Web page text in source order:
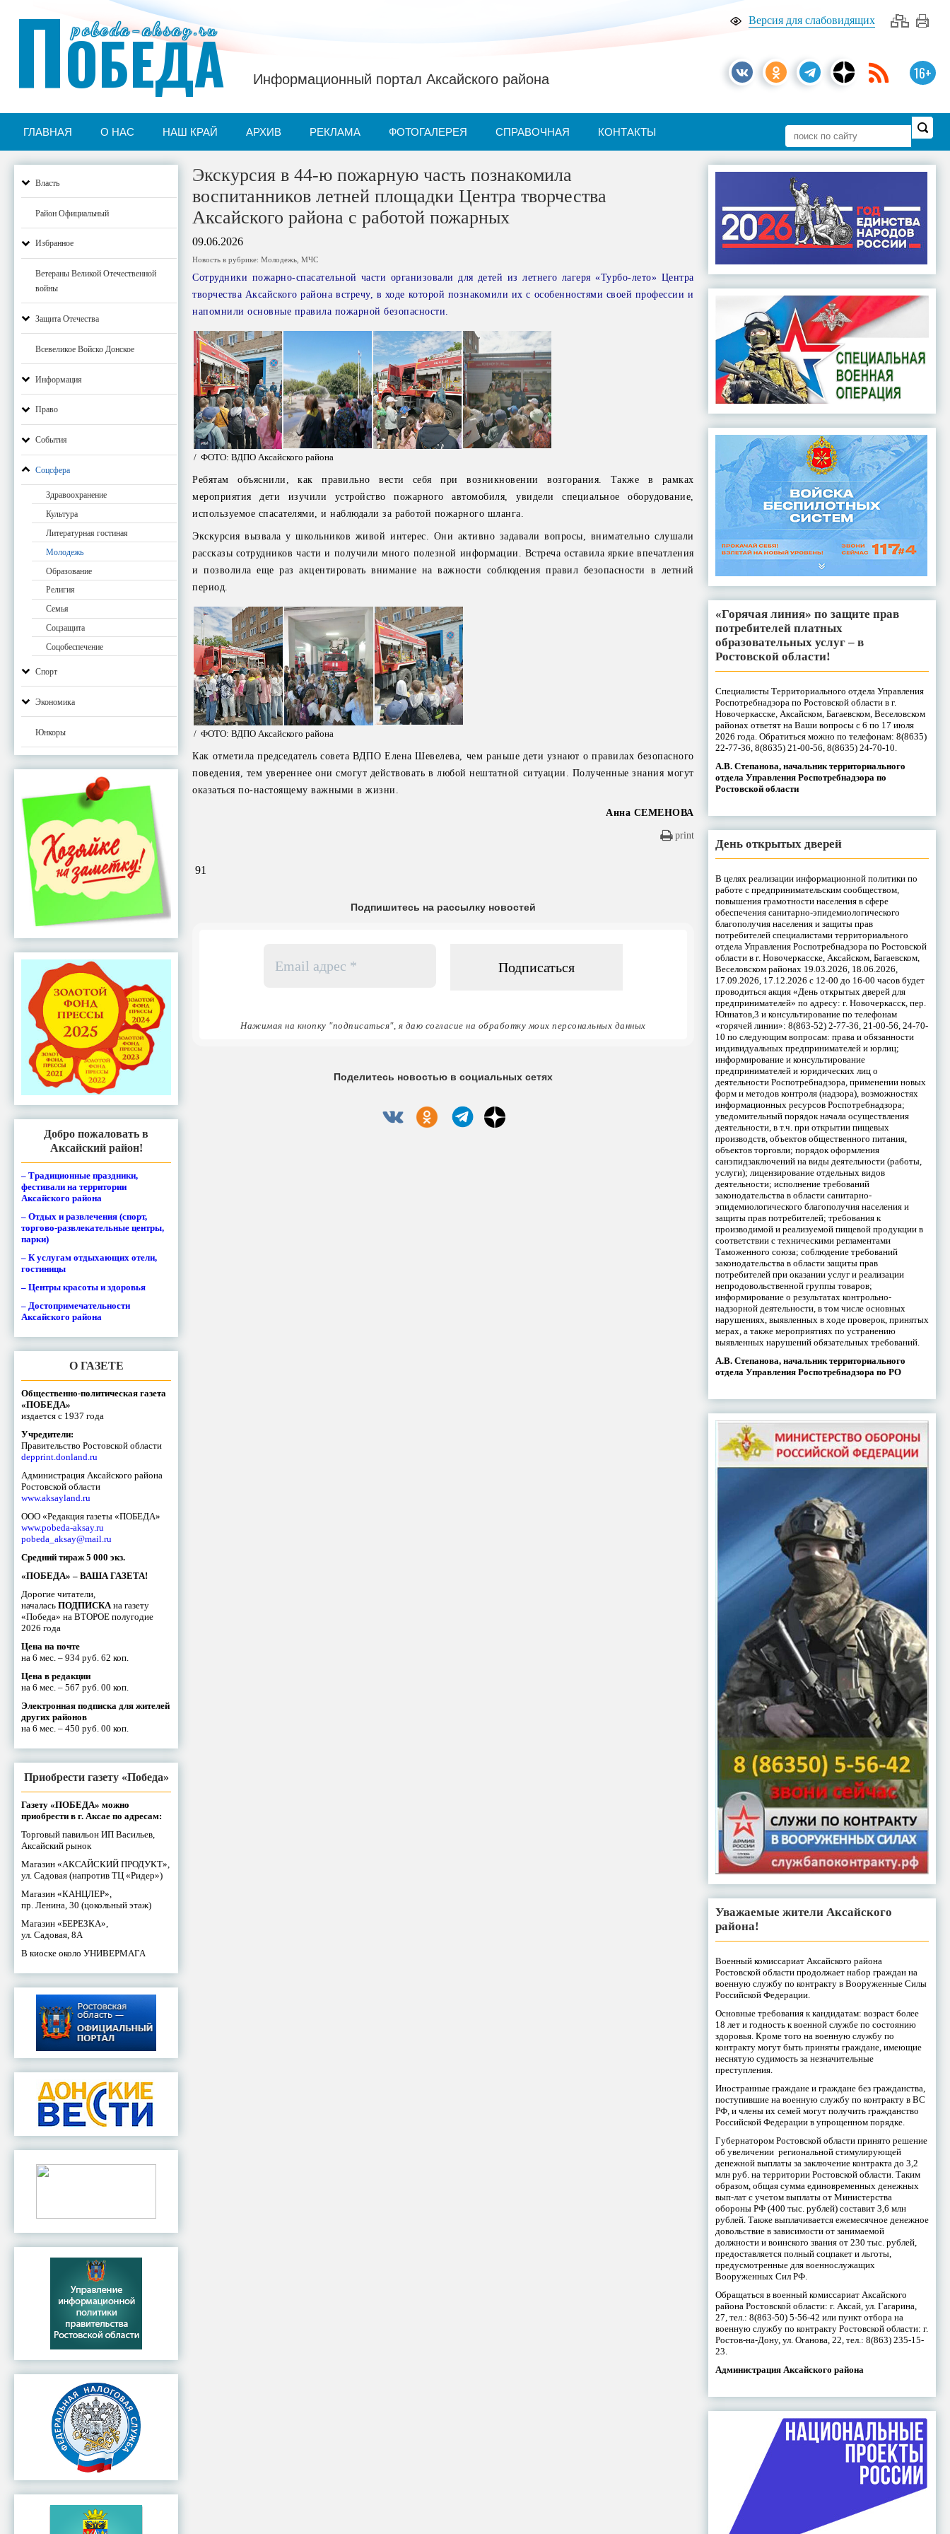
Версия для слабовидящих
16+
pobeda-aksay.ru
ПОБЕДА Информационный портал Аксайского района
ГЛАВНАЯ О НАС НАШ КРАЙ АРХИВ РЕКЛАМА ФОТОГАЛЕРЕЯ СПРАВОЧНАЯ КОНТАКТЫ
Власть
Район Официальный
Избранное
Ветераны Великой Отечественной
войны
Защита Отечества
Всевеликое Войско Донское
Информация
Право
События
Соцсфера
Здравоохранение
Культура
Литературная гостиная
Молодежь
Образование
Религия
Семья
Соцзащита
Соцобеспечение
Спорт
Экономика
Юнкоры
Добро пожаловать в
Аксайский район!
– Традиционные праздники,
фестивали на территории
Аксайского района
– Отдых и развлечения (спорт,
торгово-развлекательные центры,
парки)
– К услугам отдыхающих отели,
гостиницы
– Центры красоты и здоровья
– Достопримечательности
Аксайского района
О ГАЗЕТЕ
Общественно-политическая газета
«ПОБЕДА»
издается с 1937 года
Учредители:
Правительство Ростовской области
depprint.donland.ru
Администрация Аксайского района
Ростовской области
www.aksayland.ru
ООО «Редакция газеты «ПОБЕДА»
www.pobeda-aksay.ru
pobeda_aksay@mail.ru
Средний тираж 5 000 экз.
«ПОБЕДА» – ВАША ГАЗЕТА!
Дорогие читатели,
началась ПОДПИСКА на газету
«Победа» на ВТОРОЕ полугодие
2026 года
Цена на почте
на 6 мес. – 934 руб. 62 коп.
Цена в редакции
на 6 мес. – 567 руб. 00 коп.
Электронная подписка для жителей
других районов
на 6 мес. – 450 руб. 00 коп.
Приобрести газету «Победа»
Газету «ПОБЕДА» можно
приобрести в г. Аксае по адресам:
Торговый павильон ИП Васильев,
Аксайский рынок
Магазин «АКСАЙСКИЙ ПРОДУКТ»,
ул. Садовая (напротив ТЦ «Ридер»)
Магазин «КАНЦЛЕР»,
пр. Ленина, 30 (цокольный этаж)
Магазин «БЕРЕЗКА»,
ул. Садовая, 8А
В киоске около УНИВЕРМАГА
Экскурсия в 44-ю пожарную часть познакомила
воспитанников летней площадки Центра творчества
Аксайского района с работой пожарных
09.06.2026
Новость в рубрике:Молодежь ,МЧС
Сотрудники пожарно-спасательной части организовали для детей из летнего лагеря «Турбо-лето» Центра
творчества Аксайского района встречу, в ходе которой познакомили их с особенностями своей профессии и
напомнили основные правила пожарной безопасности.
/ ФОТО: ВДПО Аксайского района
Ребятам объяснили, как правильно вести себя при возникновении возгорания. Также в рамках
мероприятия дети изучили устройство пожарного автомобиля, увидели специальное оборудование,
используемое спасателями, и наблюдали за работой пожарного шланга.
Экскурсия вызвала у школьников живой интерес. Они активно задавали вопросы, внимательно слушали
рассказы сотрудников части и получили много полезной информации. Встреча оставила яркие впечатления
и позволила еще раз акцентировать внимание на важности соблюдения правил безопасности в летний
период.
/ ФОТО: ВДПО Аксайского района
Как отметила председатель совета ВДПО Елена Шевелева, чем раньше дети узнают о правилах безопасного
поведения, тем увереннее они смогут действовать в любой нештатной ситуации. Полученные знания могут
оказаться по-настоящему важными в жизни.
Анна СЕМЕНОВА
print
91
Подпишитесь на рассылку новостей
адрес
Нажимая на кнопку "подписаться", я даю согласие на обработку моих персональных данных
Поделитесь новостью в социальных сетях
«Горячая линия» по защите прав
потребителей платных
образовательных услуг – в
Ростовской области!
Специалисты Территориального отдела Управления
Роспотребнадзора по Ростовской области в г.
Новочеркасске, Аксайском, Багаевском, Веселовском
районах ответят на Ваши вопросы с 6 по 17 июля
2026 года. Обратиться можно по телефонам: 8(8635)
22-77-36, 8(8635) 21-00-56, 8(8635) 24-70-10.
А.В. Степанова, начальник территориального
отдела Управления Роспотребнадзора по
Ростовской области
День открытых дверей
В целях реализации информационной политики по
работе с предпринимательским сообществом,
повышения грамотности населения в сфере
обеспечения санитарно-эпидемиологического
благополучия населения и защиты прав
потребителей специалистами территориального
отдела Управления Роспотребнадзора по Ростовской
области в г. Новочеркасске, Аксайском, Багаевском,
Веселовском районах 19.03.2026, 18.06.2026,
17.09.2026, 17.12.2026 с 12-00 до 16-00 часов будет
проводиться акция «День открытых дверей для
предпринимателей» по адресу: г. Новочеркасск, пер.
Юннатов,3 и консультирование по телефонам
«горячей линии»: 8(863-52) 2-77-36, 21-00-56, 24-70-
10 по следующим вопросам: права и обязанности
индивидуальных предпринимателей и юрлиц;
информирование и консультирование
предпринимателей и юридических лиц о
деятельности Роспотребнадзора, применении новых
форм и методов контроля (надзора), возможностях
информационных ресурсов Роспотребнадзора;
уведомительный порядок начала осуществления
деятельности, в т.ч. при открытии пищевых
производств, объектов общественного питания,
объектов торговли; порядок оформления
санэпидзаключений на виды деятельности (работы,
услуги); лицензирование отдельных видов
деятельности; исполнение требований
законодательства в области санитарно-
эпидемиологического благополучия населения и
защиты прав потребителей; требования к
производимой и реализуемой пищевой продукции в
соответствии с техническими регламентами
Таможенного союза; соблюдение требований
законодательства в области защиты прав
потребителей при оказании услуг и реализации
непродовольственной группы товаров;
информирование о результатах контрольно-
надзорной деятельности, в том числе основных
нарушениях, выявленных в ходе проверок, принятых
мерах, а также мероприятиях по устранению
выявленных нарушений обязательных требований.
А.В. Степанова, начальник территориального
отдела Управления Роспотребнадзора по РО
Уважаемые жители Аксайского
района!
Военный комиссариат Аксайского района
Ростовской области продолжает набор граждан на
военную службу по контракту в Вооруженные Силы
Российской Федерации.
Основные требования к кандидатам: возраст более
18 лет и годность к военной службе по состоянию
здоровья. Кроме того на военную службу по
контракту могут быть приняты граждане, имеющие
неснятую судимость за незначительные
преступления.
Иностранные граждане и граждане без гражданства,
поступившие на военную службу по контракту в ВС
РФ, и члены их семей могут получить гражданство
Российской Федерации в упрощенном порядке.
Губернатором Ростовской области принято решение
об увеличении региональной стимулирующей
денежной выплаты за заключение контракта до 3,2
млн руб. на территории Ростовской области. Таким
образом, общая сумма единовременных денежных
вып-лат с учетом выплаты от Министерства
обороны РФ (400 тыс. рублей) составит 3,6 млн
рублей. Также выплачивается ежемесячное денежное
довольствие в зависимости от занимаемой
должности и воинского звания от 230 тыс. рублей,
предоставляется полный соцпакет и льготы,
предусмотренные для военнослужащих
Вооруженных Сил РФ.
Обращаться в военный комиссариат Аксайского
района Ростовской области: г. Аксай, ул. Гагарина,
27, тел.: 8(863-50) 5-56-42 или пункт отбора на
военную службу по контракту Ростовской области: г.
Ростов-на-Дону, ул. Оганова, 22, тел.: 8(863) 235-15-
23.
Администрация Аксайского района